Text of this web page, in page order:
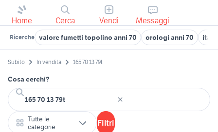
Home Cerca Vendi Messaggi
Ricerche valore fumetti topolino anni 70 orologi anni 70
Subito In vendita 165 70 13 79t
Cosa cerchi?
Tutte le
categorie
Filtri